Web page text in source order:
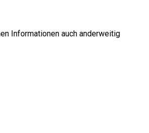
Informationen auch anderweitig